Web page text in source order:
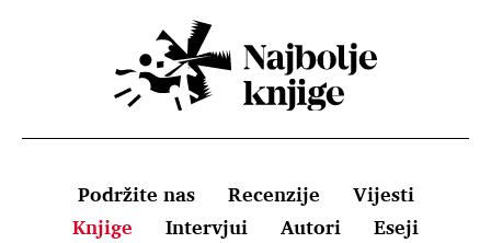
Podržite nas Recenzije
Vijesti
Knjige
Intervjui Autori
Eseji